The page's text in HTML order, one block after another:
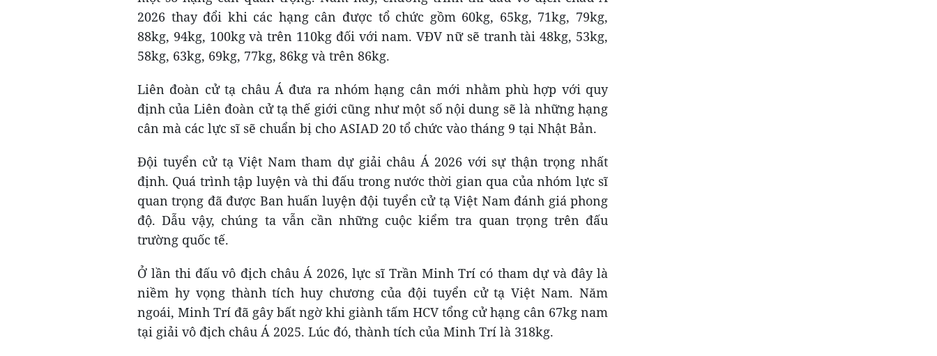
2026 thay đổi khi các hạng cân được tổ chức gồm 60kg, 65kg, 71kg, 79kg,
88kg, 94kg, 100kg và trên 110kg đối với nam. VĐV nữ sẽ tranh tài 48kg, 53kg,
58kg, 63kg, 69kg, 77kg, 86kg và trên 86kg.
Liên đoàn cử tạ châu Á đưa ra nhóm hạng cân mới nhằm phù hợp với quy
định của Liên đoàn cử tạ thế giới cũng như một số nội dung sẽ là những hạng
cân mà các lực sĩ sẽ chuẩn bị cho ASIAD 20 tổ chức vào tháng 9 tại Nhật Bản.
Đội tuyển cử tạ Việt Nam tham dự giải châu Á 2026 với sự thận trọng nhất
định. Quá trình tập luyện và thi đấu trong nước thời gian qua của nhóm lực sĩ
quan trọng đã được Ban huấn luyện đội tuyển cử tạ Việt Nam đánh giá phong
độ. Dẫu vậy, chúng ta vẫn cần những cuộc kiểm tra quan trọng trên đấu
trường quốc tế.
Ở lần thi đấu vô địch châu Á 2026, lực sĩ Trần Minh Trí có tham dự và đây là
niềm hy vọng thành tích huy chương của đội tuyển cử tạ Việt Nam. Năm
ngoái, Minh Trí đã gây bất ngờ khi giành tấm HCV tổng cử hạng cân 67kg nam
tại giải vô địch châu Á 2025. Lúc đó, thành tích của Minh Trí là 318kg.